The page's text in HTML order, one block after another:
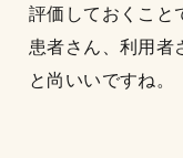
評価しておくこと
患者さん、利用者
と尚いいですね。